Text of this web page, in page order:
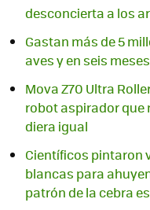
desconcierta a los
Gastan más de 5
aves y en seis
Mova Z70 Ultra
robot aspirador que
diera igual
Científicos pintaron
blancas para
patrón de la cebra